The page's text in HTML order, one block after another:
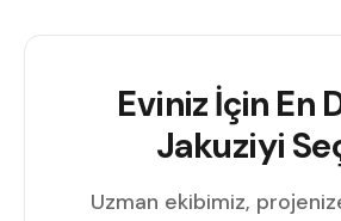
Eviniz İçin En
Jakuziyi
Uzman ekibimiz,